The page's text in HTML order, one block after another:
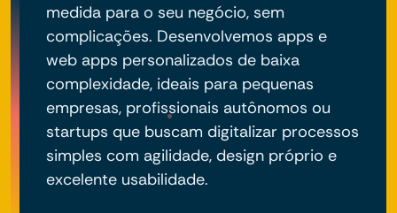
medida para o seu negócio, sem
complicações. Desenvolvemos apps e
web apps personalizados de baixa
complexidade, ideais para pequenas
empresas, profissionais autônomos ou
startups que buscam digitalizar processos
simples com agilidade, design próprio e
excelente usabilidade.